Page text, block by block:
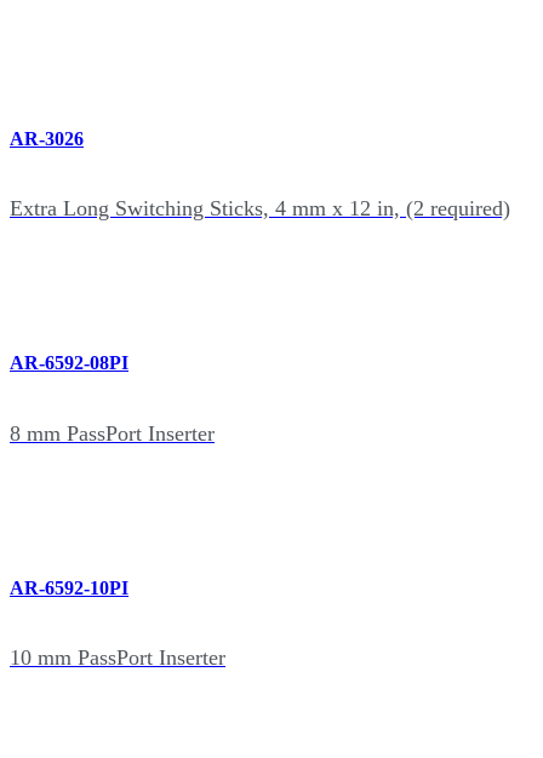
AR-3026
Extra Long Switching Sticks, 4 mm x 12 in, (2 required)
AR-6592-08PI
8 mm PassPort Inserter
AR-6592-10PI
10 mm PassPort Inserter